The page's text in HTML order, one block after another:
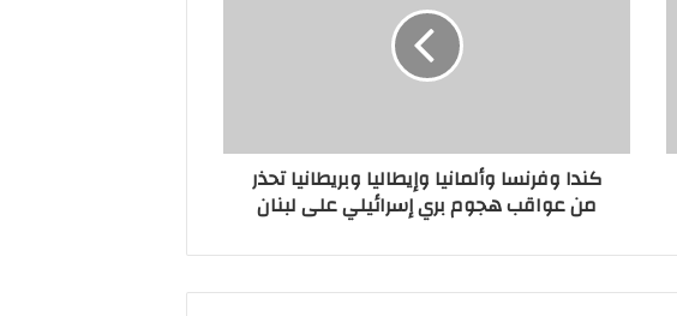
كندا وفرنسا وألمانيا وإيطاليا وبريطانيا تحذر
من عواقب هجوم بري إسرائيلي على لبنان